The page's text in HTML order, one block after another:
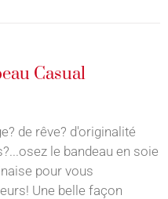
Casual
de rêve? d'originalité
le bandeau en soie
pour vous
Une belle façon